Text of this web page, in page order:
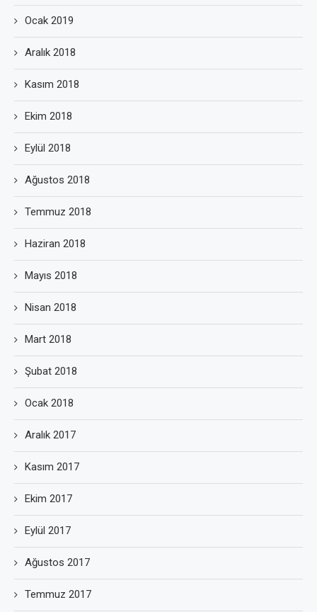
Ocak 2019
Aralık 2018
Kasım 2018
Ekim 2018
Eylül 2018
Ağustos 2018
Temmuz 2018
Haziran 2018
Mayıs 2018
Nisan 2018
Mart 2018
Şubat 2018
Ocak 2018
Aralık 2017
Kasım 2017
Ekim 2017
Eylül 2017
Ağustos 2017
Temmuz 2017